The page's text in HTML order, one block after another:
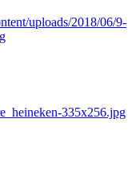
uploads/2018/06/9-
335x256.jpg